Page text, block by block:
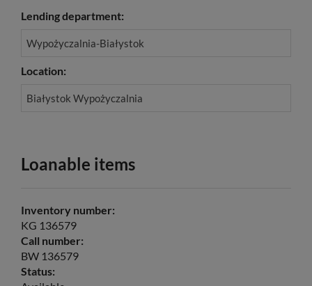
Lending department:
Wypożyczalnia-Białystok
Location:
Białystok Wypożyczalnia
Loanable items
Inventory number:
KG 136579
Call number:
BW 136579
Status: